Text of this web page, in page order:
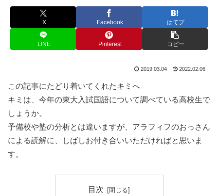
X Facebook はてブ
LINE Pinterest コピー
2019.03.04 2022.02.06
この記事にたどり着いてくれたキミへ
キミは、今年の東大入試国語について調べている高校生で
しょうか。
予備校や塾の分析とは違いますが、アラフィフのおっさん
による読解に、しばしお付き合いいただければと思いま
す。
目次